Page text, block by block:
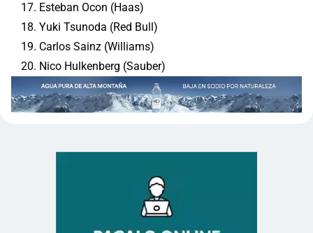
Esteban Ocon (Haas)
Yuki Tsunoda (Red Bull)
Carlos Sainz (Williams)
Nico Hulkenberg (Sauber)